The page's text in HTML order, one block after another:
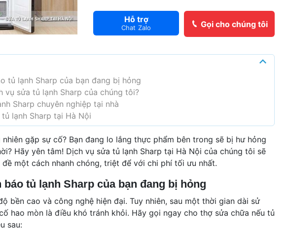
Gọi cho chúng tôi
Hỗ trợ
Chat Zalo
tủ lạnh Sharp của bạn đang bị hỏng
vụ sửa tủ lạnh Sharp của chúng tôi?
Sharp chuyên nghiệp tại nhà
lạnh Sharp tại Hà Nội
nhiên gặp sự cố? Bạn đang lo lắng thực phẩm bên trong sẽ bị hư hỏng
Hãy yên tâm! Dịch vụ sửa tủ lạnh Sharp tại Hà Nội của chúng tôi sẽ
một cách nhanh chóng, triệt để với chi phí tối ưu nhất.
báo tủ lạnh Sharp của bạn đang bị hỏng
bền cao và công nghệ hiện đại. Tuy nhiên, sau một thời gian dài sử
hao mòn là điều khó tránh khỏi. Hãy gọi ngay cho thợ sửa chữa nếu tủ
sau: